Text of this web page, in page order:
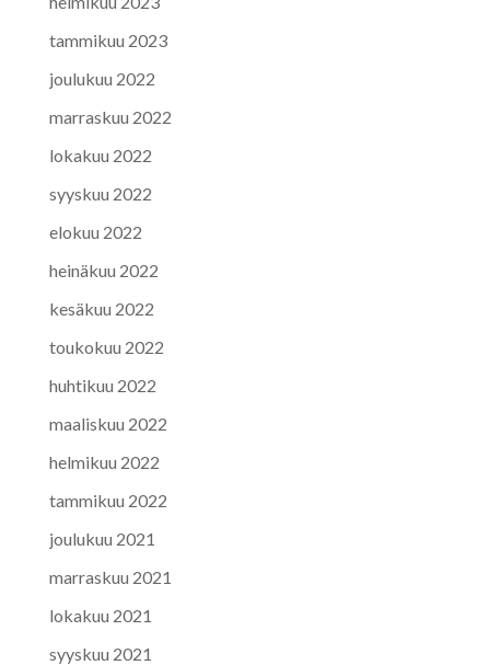
tammikuu 2023
joulukuu 2022
marraskuu 2022
lokakuu 2022
syyskuu 2022
elokuu 2022
heinäkuu 2022
kesäkuu 2022
toukokuu 2022
huhtikuu 2022
maaliskuu 2022
helmikuu 2022
tammikuu 2022
joulukuu 2021
marraskuu 2021
lokakuu 2021
syyskuu 2021